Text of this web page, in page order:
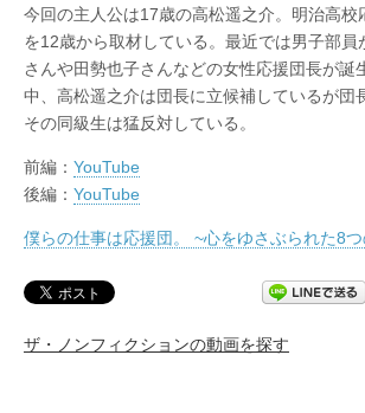
今回の主人公は17歳の高松遥之介。明治高校
を12歳から取材している。最近では男子部員
さんや田勢也子さんなどの女性応援団長が誕
中、高松遥之介は団長に立候補しているが団
その同級生は猛反対している。
前編： YouTube
後編： YouTube
僕らの仕事は応援団。 ~心をゆさぶられた8
ザ・ノンフィクションの動画を探す